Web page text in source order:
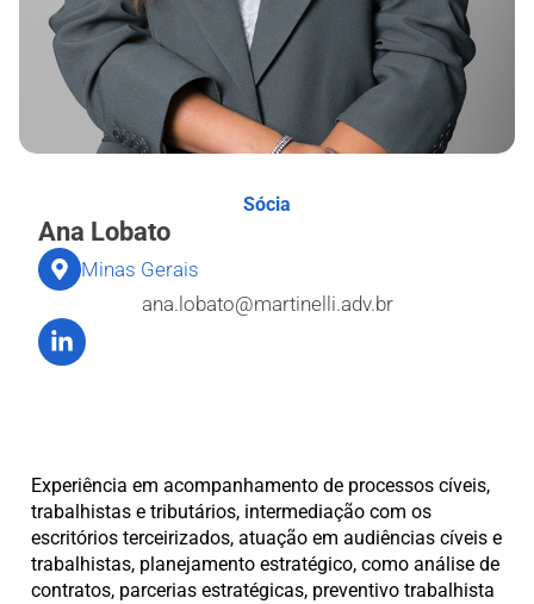
Sócia
Ana Lobato
Minas Gerais
ana.lobato@martinelli.adv.br
Experiência em acompanhamento de processos cíveis,
trabalhistas e tributários, intermediação com os
escritórios terceirizados, atuação em audiências cíveis e
trabalhistas, planejamento estratégico, como análise de
contratos, parcerias estratégicas, preventivo trabalhista